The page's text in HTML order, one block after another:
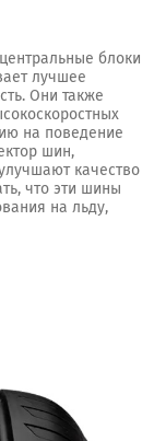
блоки
лучшее
Они также
на поведение
шин,
качество
что эти шины
на льду,